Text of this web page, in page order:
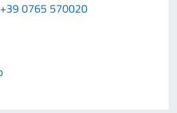
0765 570020